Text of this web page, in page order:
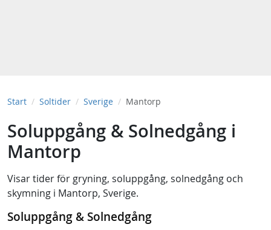
Start Soltider Sverige Mantorp
Soluppgång & Solnedgång i
Mantorp
Visar tider för gryning, soluppgång, solnedgång och
skymning i Mantorp, Sverige.
Soluppgång & Solnedgång